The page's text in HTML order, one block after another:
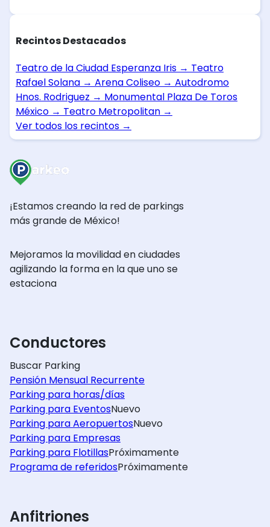
Recintos Destacados
Teatro de la Ciudad Esperanza Iris → Teatro
Rafael Solana → Arena Coliseo → Autodromo
Hnos. Rodriguez → Monumental Plaza De Toros
México → Teatro Metropolitan →
Ver todos los recintos →
¡Estamos creando la red de parkings
más grande de México!
Mejoramos la movilidad en ciudades
agilizando la forma en la que uno se
estaciona
Conductores
Buscar Parking
Pensión Mensual Recurrente
Parking para horas/días
Parking para EventosNuevo
Parking para AeropuertosNuevo
Parking para Empresas
Parking para FlotillasPróximamente
Programa de referidosPróximamente
Anfitriones